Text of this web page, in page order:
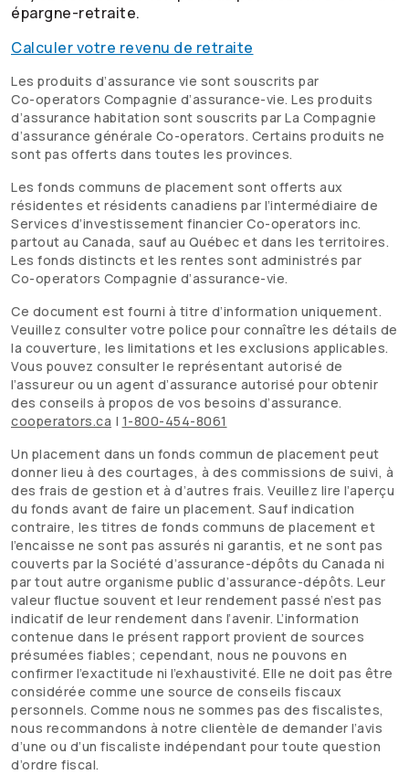
épargne-retraite.
Calculer votre revenu de retraite
Les produits d’assurance vie sont souscrits par
Co-operators Compagnie d’assurance-vie. Les produits
d’assurance habitation sont souscrits par La Compagnie
d’assurance générale Co-operators. Certains produits ne
sont pas offerts dans toutes les provinces.
Les fonds communs de placement sont offerts aux
résidentes et résidents canadiens par l’intermédiaire de
Services d’investissement financier Co-operators inc.
partout au Canada, sauf au Québec et dans les territoires.
Les fonds distincts et les rentes sont administrés par
Co-operators Compagnie d’assurance-vie.
Ce document est fourni à titre d’information uniquement.
Veuillez consulter votre police pour connaître les détails de
la couverture, les limitations et les exclusions applicables.
Vous pouvez consulter le représentant autorisé de
l’assureur ou un agent d’assurance autorisé pour obtenir
des conseils à propos de vos besoins d’assurance.
cooperators.ca | 1-800-454-8061
Un placement dans un fonds commun de placement peut
donner lieu à des courtages, à des commissions de suivi, à
des frais de gestion et à d’autres frais. Veuillez lire l’aperçu
du fonds avant de faire un placement. Sauf indication
contraire, les titres de fonds communs de placement et
l’encaisse ne sont pas assurés ni garantis, et ne sont pas
couverts par la Société d’assurance-dépôts du Canada ni
par tout autre organisme public d’assurance-dépôts. Leur
valeur fluctue souvent et leur rendement passé n’est pas
indicatif de leur rendement dans l’avenir. L’information
contenue dans le présent rapport provient de sources
présumées fiables; cependant, nous ne pouvons en
confirmer l’exactitude ni l’exhaustivité. Elle ne doit pas être
considérée comme une source de conseils fiscaux
personnels. Comme nous ne sommes pas des fiscalistes,
nous recommandons à notre clientèle de demander l’avis
d’une ou d’un fiscaliste indépendant pour toute question
d’ordre fiscal.